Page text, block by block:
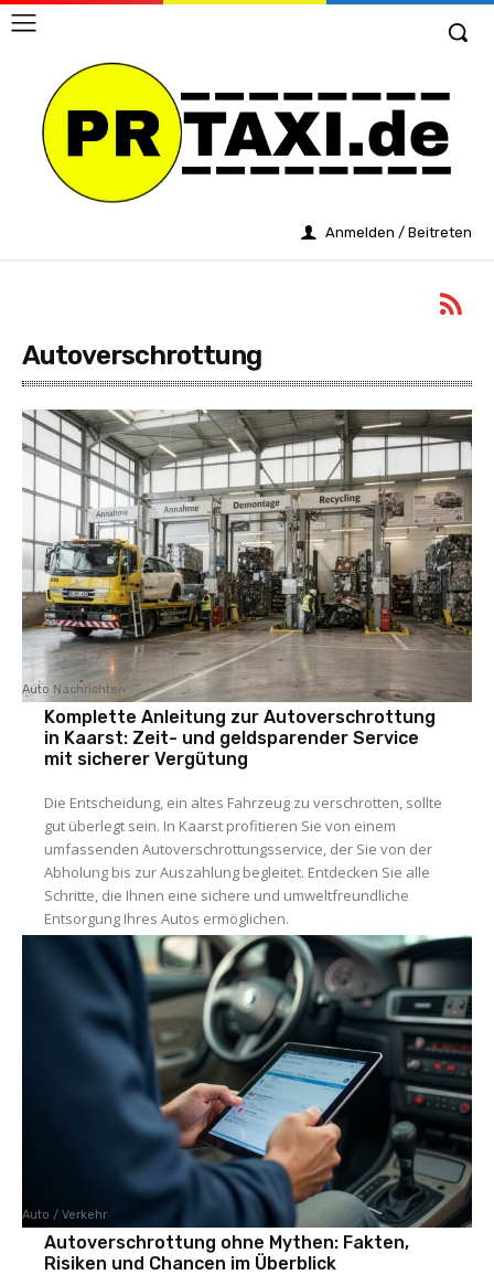
Anmelden / Beitreten
Autoverschrottung
Auto Nachrichten
Komplette Anleitung zur Autoverschrottung
in Kaarst: Zeit- und geldsparender Service
mit sicherer Vergütung
Die Entscheidung, ein altes Fahrzeug zu verschrotten, sollte
gut überlegt sein. In Kaarst profitieren Sie von einem
umfassenden Autoverschrottungsservice, der Sie von der
Abholung bis zur Auszahlung begleitet. Entdecken Sie alle
Schritte, die Ihnen eine sichere und umweltfreundliche
Entsorgung Ihres Autos ermöglichen.
Auto / Verkehr
Autoverschrottung ohne Mythen: Fakten,
Risiken und Chancen im Überblick